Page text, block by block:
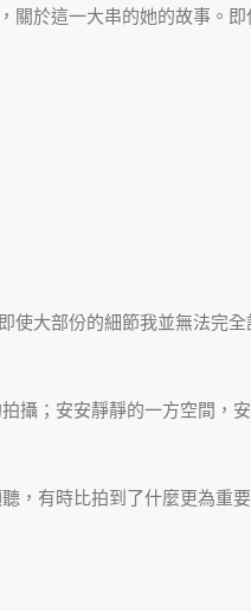
關於這一大串的她的故事。
使大部份的細節我並無法完
拍攝；安安靜靜的一方空間，
，有時比拍到了什麼更為重要